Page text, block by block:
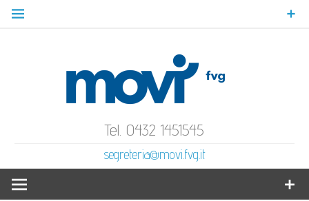
Skip
Tel. 0432 1451545
segreteria@movi.fvg.it